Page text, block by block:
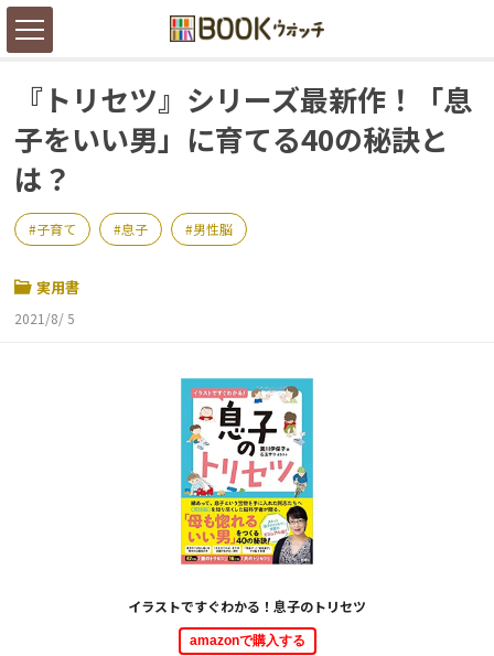
『トリセツ』シリーズ最新作！「息
子をいい男」に育てる40の秘訣と
は？
子育て 息子 男性脳
実用書
2021/8/ 5
イラストですぐわかる！息子のトリセツ
amazonで購入する